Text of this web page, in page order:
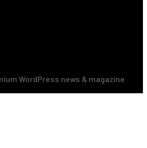
WordPress news & magazine